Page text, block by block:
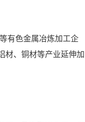
有色金属冶炼加工企
材、铜材等产业延伸加